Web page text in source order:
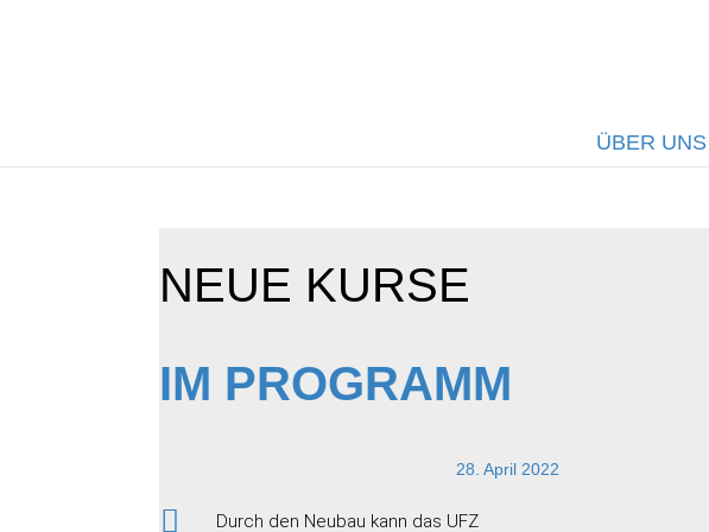
ÜBER UNS
NEUE KURSE
IM PROGRAMM
28. April 2022

Durch den Neubau kann das UFZ